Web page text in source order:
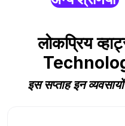
लोकप्रिय
इस सप्ताह इन